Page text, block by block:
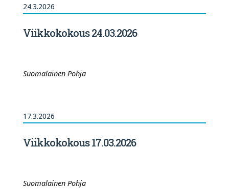
24.3.2026
Viikkokokous 24.03.2026
Suomalainen Pohja
17.3.2026
Viikkokokous 17.03.2026
Suomalainen Pohja